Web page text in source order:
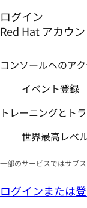
ログイン
Red Hat アカウ
コンソールへのア
イベント登録
トレーニングとト
世界最高レベ
一部のサービスではサブ
ログインまたは